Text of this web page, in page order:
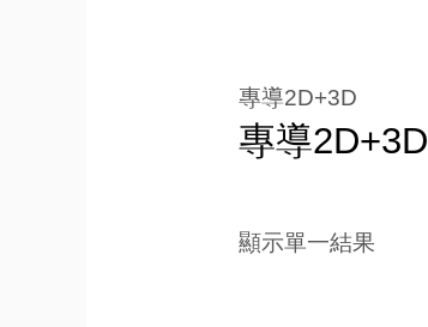
專導2D+3D
專導2D+3D
顯示單一結果